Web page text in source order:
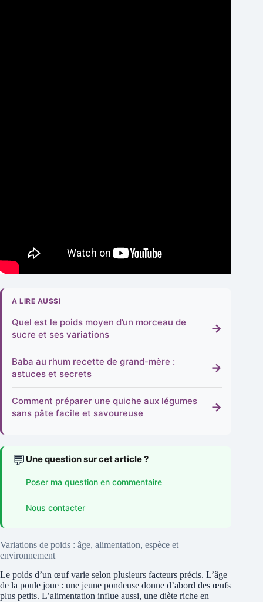
A LIRE AUSSI
Quel est le poids moyen d’un morceau de
sucre et ses variations
→
Baba au rhum recette de grand-mère :
astuces et secrets
→
Comment préparer une quiche aux légumes
sans pâte facile et savoureuse
→
💬 Une question sur cet article ?
Poser ma question en commentaire
Nous contacter
Variations de poids : âge, alimentation, espèce et
environnement
Le poids d’un œuf varie selon plusieurs facteurs précis. L’âge
de la poule joue : une jeune pondeuse donne d’abord des œufs
plus petits. L’alimentation influe aussi, une diète riche en